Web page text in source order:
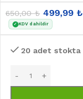
650,00₺ 499,99 ₺
✓ KDV dahildir
20 adet stokta